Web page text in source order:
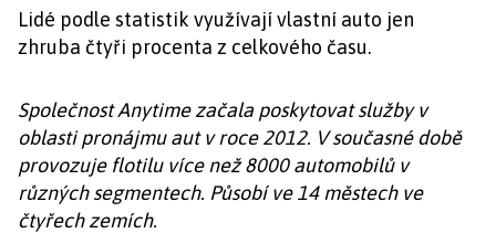
Lidé podle statistik využívají vlastní auto jen
zhruba čtyři procenta z celkového času.
Společnost Anytime začala poskytovat služby v
oblasti pronájmu aut v roce 2012. V současné době
provozuje flotilu více než 8000 automobilů v
různých segmentech. Působí ve 14 městech ve
čtyřech zemích.